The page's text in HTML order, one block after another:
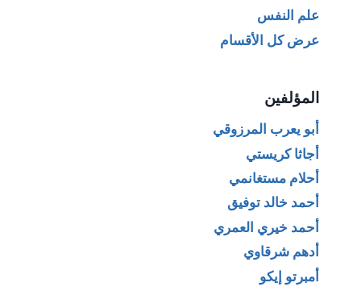
علم النفس
عرض كل الأقسام
المؤلفين
أبو يعرب المرزوقي
أجاثا كريستي
أحلام مستغانمي
أحمد خالد توفيق
أحمد خيري العمري
أدهم شرقاوي
أمبرتو إيكو